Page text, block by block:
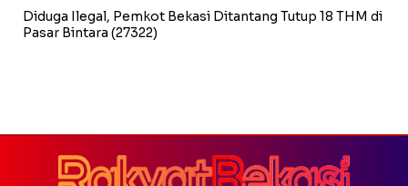
Diduga Ilegal, Pemkot Bekasi Ditantang Tutup 18 THM di
Pasar Bintara (27322)